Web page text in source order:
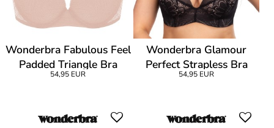
Wonderbra Fabulous Feel
Padded Triangle Bra
54,95 EUR
Wonderbra Glamour
Perfect Strapless Bra
54,95 EUR